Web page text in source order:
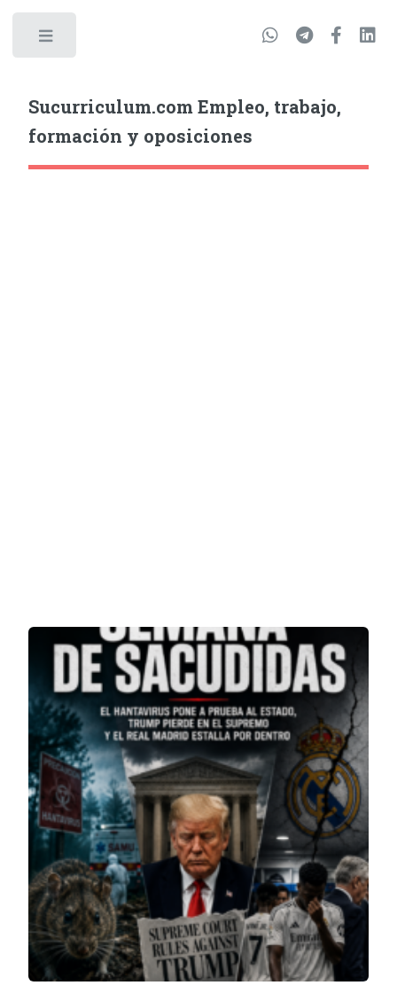
Sucurriculum.com Empleo, trabajo,
formación y oposiciones